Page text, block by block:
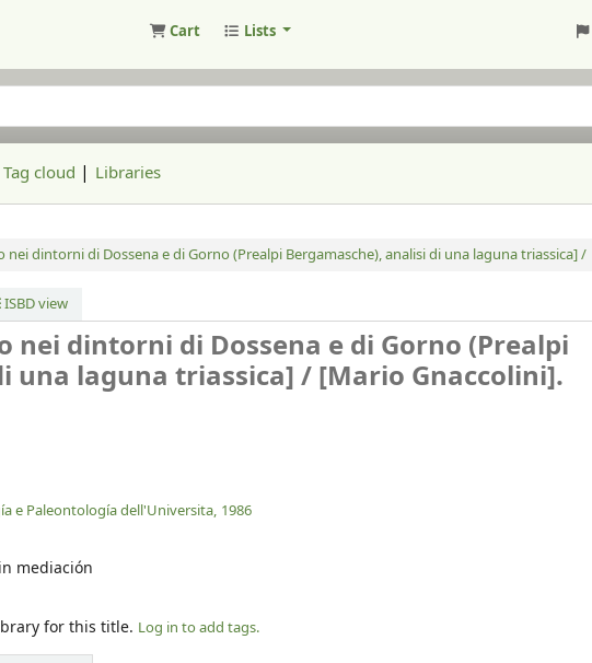
Cart Lists
Tag cloud Libraries
nei dintorni di Dossena e di Gorno (Prealpi Bergamasche), analisi di una laguna triassica] /
ISBD view
nei dintorni di Dossena e di Gorno (Prealpi
una laguna triassica] /[Mario Gnaccolini].
e Paleontología dell'Universita, 1986
mediación
for this title. Log in to add tags.